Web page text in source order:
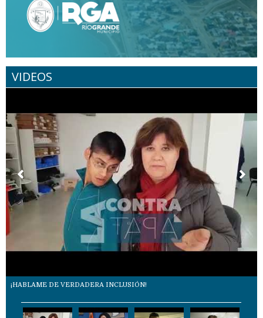
VIDEOS
¡HABLAME DE VERDADERA INCLUSIÓN!